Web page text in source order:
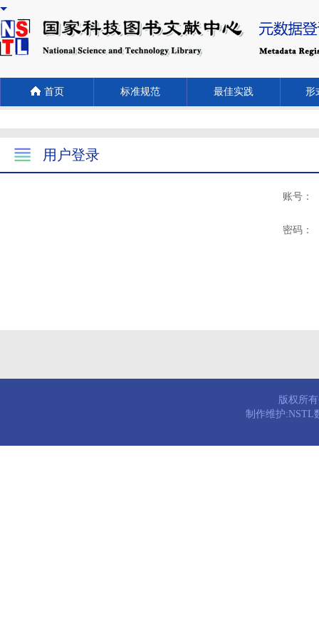
首页 标准规范 最佳实践 形
用户登录
账号：
密码：
版权所
制作维护:NSTL